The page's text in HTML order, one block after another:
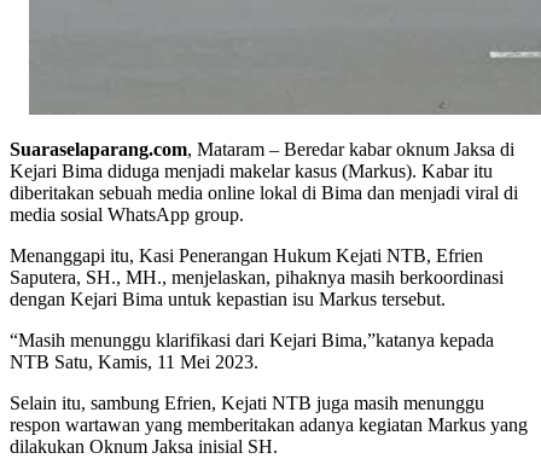
Suaraselaparang.com, Mataram – Beredar kabar oknum Jaksa di
Kejari Bima diduga menjadi makelar kasus (Markus). Kabar itu
diberitakan sebuah media online lokal di Bima dan menjadi viral di
media sosial WhatsApp group.
Menanggapi itu, Kasi Penerangan Hukum Kejati NTB, Efrien
Saputera, SH., MH., menjelaskan, pihaknya masih berkoordinasi
dengan Kejari Bima untuk kepastian isu Markus tersebut.
“Masih menunggu klarifikasi dari Kejari Bima,”katanya kepada
NTB Satu, Kamis, 11 Mei 2023.
Selain itu, sambung Efrien, Kejati NTB juga masih menunggu
respon wartawan yang memberitakan adanya kegiatan Markus yang
dilakukan Oknum Jaksa inisial SH.